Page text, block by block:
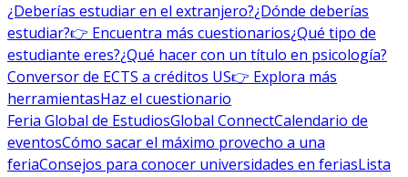
¿Deberías estudiar en el extranjero?¿Dónde deberías
estudiar?👉 Encuentra más cuestionarios¿Qué tipo de
estudiante eres?¿Qué hacer con un título en psicología?
Conversor de ECTS a créditos US👉 Explora más
herramientasHaz el cuestionario
Feria Global de EstudiosGlobal ConnectCalendario de
eventosCómo sacar el máximo provecho a una
feriaConsejos para conocer universidades en feriasLista